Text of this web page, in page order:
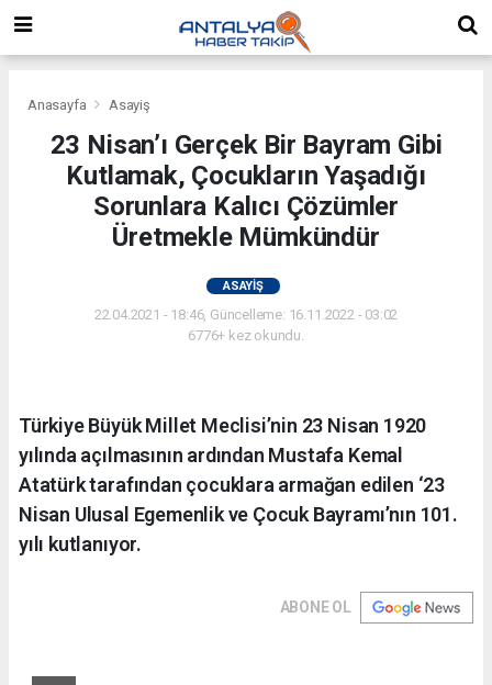
Anasayfa Asayiş
23 Nisan’ı Gerçek Bir Bayram Gibi
Kutlamak, Çocukların Yaşadığı
Sorunlara Kalıcı Çözümler
Üretmekle Mümkündür
ASAYIŞ
22.04.2021 - 18:46, Güncelleme: 16.11.2022 - 03:02
6776+ kez okundu.
Türkiye Büyük Millet Meclisi’nin 23 Nisan 1920
yılında açılmasının ardından Mustafa Kemal
Atatürk tarafından çocuklara armağan edilen ‘23
Nisan Ulusal Egemenlik ve Çocuk Bayramı’nın 101.
yılı kutlanıyor.
ABONE OL